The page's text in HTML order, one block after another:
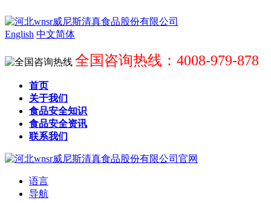
English 中文简体
全国咨询热线：4008-979-878
首页
关于我们
食品安全知识
食品安全资讯
联系我们
语言
导航